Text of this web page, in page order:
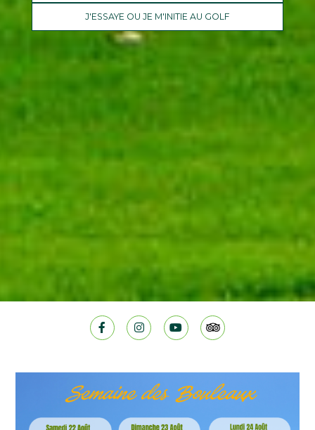
J'ESSAYE OU JE M'INITIE AU GOLF